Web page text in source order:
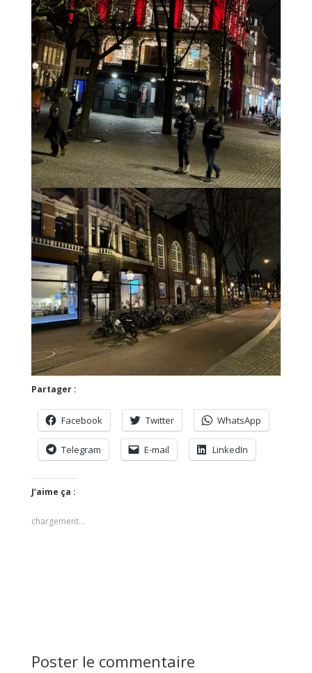
Partager :
Facebook Twitter WhatsApp
Telegram E-mail LinkedIn
J’aime ça :
chargement…
Poster le commentaire